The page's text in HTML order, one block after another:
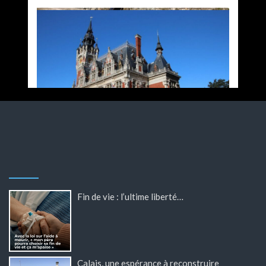
Fin de vie : l’ultime liberté…
Calais, une espérance à reconstruire